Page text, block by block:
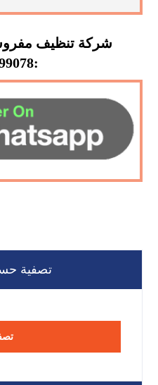
شركة تنظيف
:0568199078
تصفية